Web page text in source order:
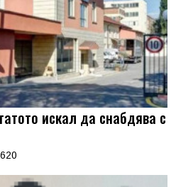
искал да снабдява с